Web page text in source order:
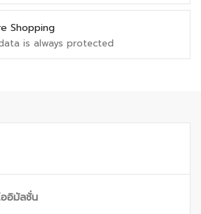
Shopping
is always protected
ออิมัลชั่น